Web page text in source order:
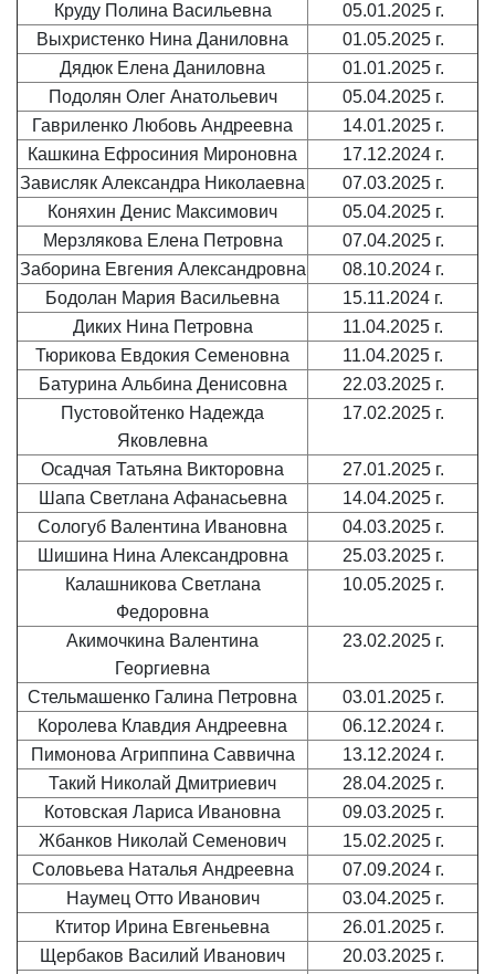
Круду Полина Васильевна
05.01.2025 г.
Выхристенко Нина Даниловна
01.05.2025 г.
Дядюк Елена Даниловна
01.01.2025 г.
Подолян Олег Анатольевич
05.04.2025 г.
Гавриленко Любовь Андреевна
14.01.2025 г.
Кашкина Ефросиния Мироновна
17.12.2024 г.
Зависляк Александра Николаевна
07.03.2025 г.
Коняхин Денис Максимович
05.04.2025 г.
Мерзлякова Елена Петровна
07.04.2025 г.
Заборина Евгения Александровна
08.10.2024 г.
Бодолан Мария Васильевна
15.11.2024 г.
Диких Нина Петровна
11.04.2025 г.
Тюрикова Евдокия Семеновна
11.04.2025 г.
Батурина Альбина Денисовна
22.03.2025 г.
Пустовойтенко Надежда
Яковлевна
17.02.2025 г.
Осадчая Татьяна Викторовна
27.01.2025 г.
Шапа Светлана Афанасьевна
14.04.2025 г.
Сологуб Валентина Ивановна
04.03.2025 г.
Шишина Нина Александровна
25.03.2025 г.
Калашникова Светлана
Федоровна
10.05.2025 г.
Акимочкина Валентина
Георгиевна
23.02.2025 г.
Стельмашенко Галина Петровна
03.01.2025 г.
Королева Клавдия Андреевна
06.12.2024 г.
Пимонова Агриппина Саввична
13.12.2024 г.
Такий Николай Дмитриевич
28.04.2025 г.
Котовская Лариса Ивановна
09.03.2025 г.
Жбанков Николай Семенович
15.02.2025 г.
Соловьева Наталья Андреевна
07.09.2024 г.
Наумец Отто Иванович
03.04.2025 г.
Ктитор Ирина Евгеньевна
26.01.2025 г.
Щербаков Василий Иванович
20.03.2025 г.